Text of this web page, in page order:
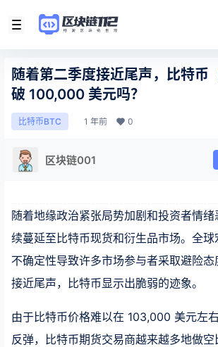
随着第二季度接近尾声，比特币
破 100,000 美元吗？
比特币BTC 1 年前 0
区块链001
随着地缘政治紧张局势加剧和投资者情
续蔓延至比特币现货和衍生品市场。全
不确定性导致许多市场参与者采取避险
接近尾声，比特币显示出脆弱的迹象。
由于比特币价格难以在 103,000 美元左
反弹，比特币期货交易商越来越多地做空